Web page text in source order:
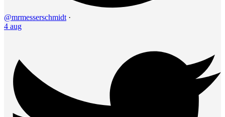
@mrmesserschmidt ·
4 aug